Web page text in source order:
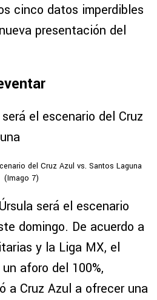
cinco datos imperdibles
presentación del
del Cruz Azul vs. Santos Laguna
(Imago 7)
será el escenario
domingo. De acuerdo a
y la Liga MX, el
aforo del 100%,
a Cruz Azul a ofrecer una